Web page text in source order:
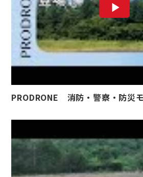
PRODRONE 消防・警察・防災